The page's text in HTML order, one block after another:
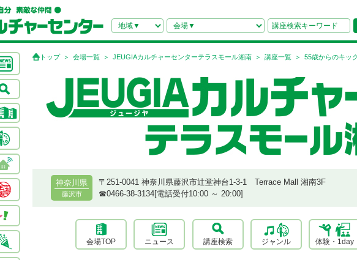
トップ 会場一覧 JEUGIAカルチャーセンターテラスモール湘南 講座一覧 55歳からのキッ
神奈川県
藤沢市
〒251-0041 神奈川県藤沢市辻堂神台1-3-1 Terrace Mall 湘南3F
☎︎0466-38-3134[電話受付10:00 ～ 20:00]
会場TOP ニュース 講座検索 ジャンル 体験・1day